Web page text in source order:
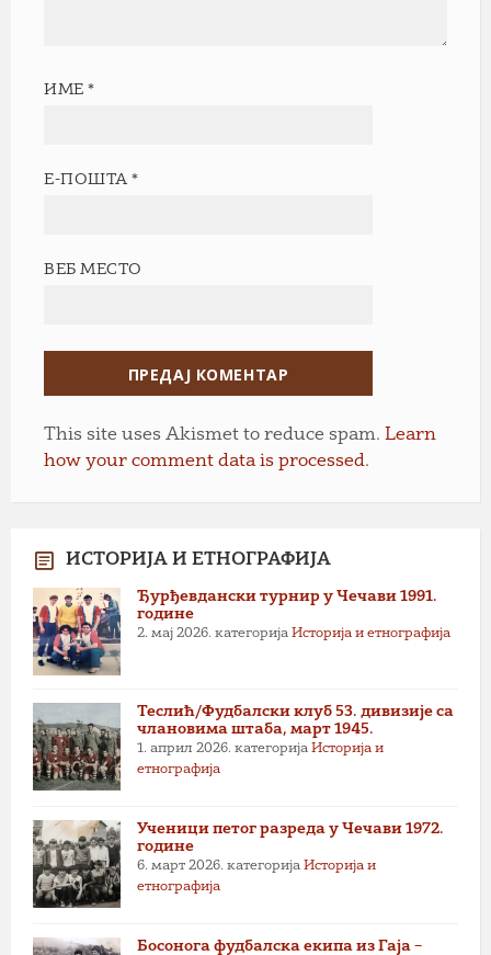
ИМЕ*
Е-ПОШТА*
ВЕБ МЕСТО
This site uses Akismet to reduce spam. Learn
how your comment data is processed.
ИСТОРИЈА И ЕТНОГРАФИЈА
Ђурђевдански турнир у Чечави 1991.
године
2. мај 2026. категорија Историја и етнографија
Теслић/Фудбалски клуб 53. дивизије са
члановима штаба, март 1945.
1. април 2026. категорија Историја и
етнографија
Ученици петог разреда у Чечави 1972.
године
6. март 2026. категорија Историја и
етнографија
Босонога фудбалска екипа из Гаја –